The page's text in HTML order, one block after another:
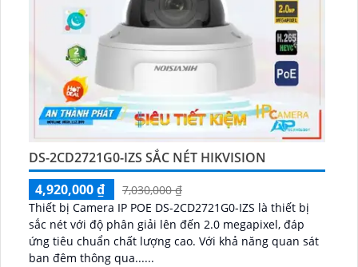
DS-2CD2721G0-IZS SẮC NÉT HIKVISION
4,920,000 ₫
7,030,000 ₫
Thiết bị Camera IP POE DS-2CD2721G0-IZS là thiết bị
sắc nét với độ phân giải lên đến 2.0 megapixel, đáp
ứng tiêu chuẩn chất lượng cao. Với khả năng quan sát
ban đêm thông qua......